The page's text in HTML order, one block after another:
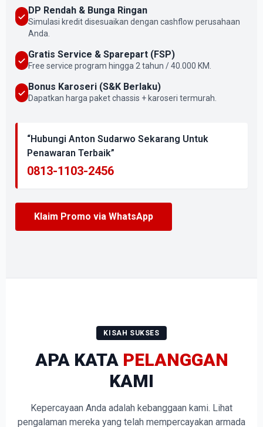
DP Rendah & Bunga Ringan
Simulasi kredit disesuaikan dengan cashflow perusahaan
Anda.
Gratis Service & Sparepart (FSP)
Free service program hingga 2 tahun / 40.000 KM.
Bonus Karoseri (S&K Berlaku)
Dapatkan harga paket chassis + karoseri termurah.
“Hubungi Anton Sudarwo Sekarang Untuk
Penawaran Terbaik”
0813-1103-2456
Klaim Promo via WhatsApp
KISAH SUKSES
APA KATA PELANGGAN
KAMI
Kepercayaan Anda adalah kebanggaan kami. Lihat
pengalaman mereka yang telah mempercayakan armada